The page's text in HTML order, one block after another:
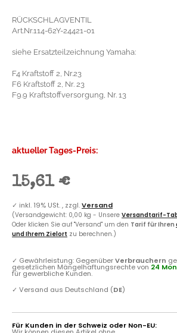
RÜCKSCHLAGVENTIL
Art.Nr.114-62Y-24421-01
siehe Ersatzteilzeichnung Yamaha:
F4 Kraftstoff 2, Nr.23
F6 Kraftstoff 2, Nr. 23
F9.9 Kraftstoffversorgung, Nr. 13
aktueller Tages-Preis:
15,61 €
✓ inkl. 19% USt. , zzgl.Versand
(Versandgewicht: 0,00 kg - Unsere Versandtarif-
Oder klicken Sie auf "Versand" um den Tarif für Ihren
und Ihrem Zielort zu berechnen.)
✓ Gewährleistung: GegenüberVerbrauchern
gesetzlichen Mängelhaftungsrechte von 24
für gewerbliche Kunden.
✓ Versand aus Deutschland (DE)
Für Kunden in der Schweiz oder Non-EU: